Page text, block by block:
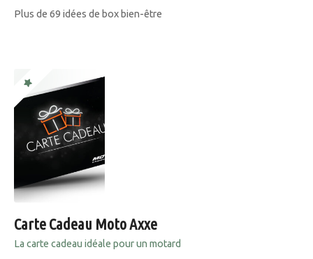
Plus de 69 idées de box bien-être
Carte Cadeau Moto Axxe
La carte cadeau idéale pour un motard